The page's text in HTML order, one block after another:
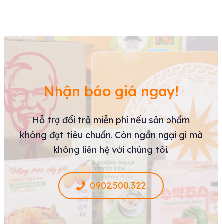
Nhận báo giá ngay!
Hỗ trợ đổi trả miễn phí nếu sản phẩm
không đạt tiêu chuẩn. Còn ngần ngại gì mà
không liên hệ với chúng tôi.
0902.500.322